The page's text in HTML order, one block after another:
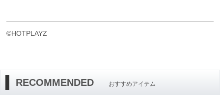
©HOTPLAYZ
RECOMMENDED おすすめアイテム